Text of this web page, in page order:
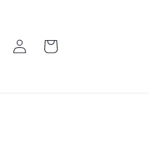
Connexion Panier